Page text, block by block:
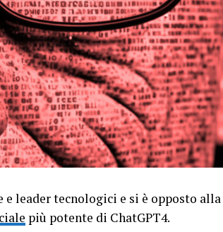
leader tecnologici e si è opposto alla
più potente di ChatGPT4.